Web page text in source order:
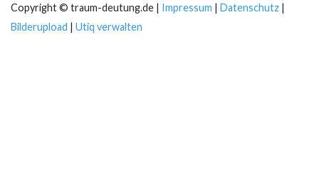
Copyright © traum-deutung.de | Impressum | Datenschutz |
Bilderupload | Utiq verwalten